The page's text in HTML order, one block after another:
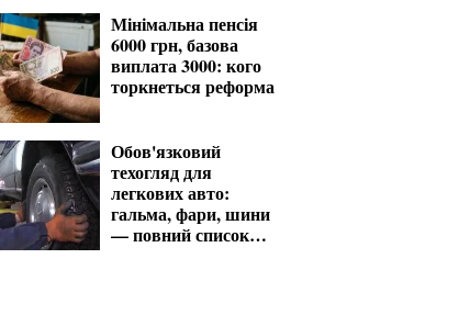
Мінімальна пенсія
6000 грн, базова
виплата 3000: кого
торкнеться реформа
Обов'язковий
техогляд для
легкових авто:
гальма, фари, шини
— повний список